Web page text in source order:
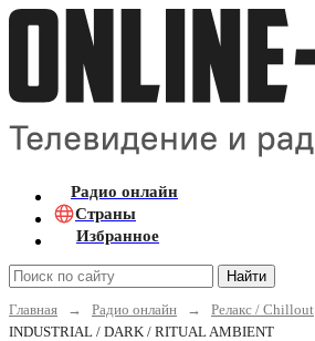
Радио онлайн
Страны
Избранное
Найти
Главная
→ Радио онлайн → Релакс / Chillout
INDUSTRIAL / DARK / RITUAL AMBIENT